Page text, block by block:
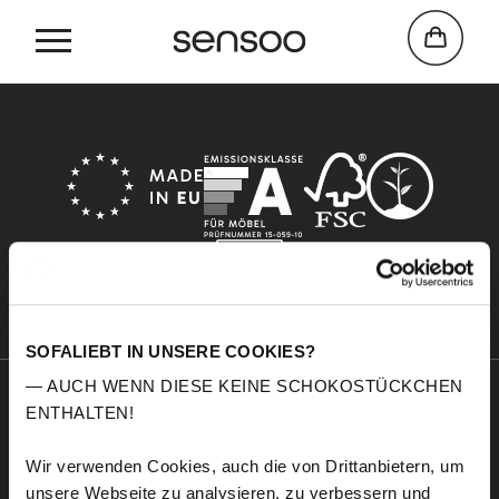
SOFALIEBT IN UNSERE COOKIES?
— AUCH WENN DIESE KEINE SCHOKOSTÜCKCHEN
ENTHALTEN!
Wir verwenden Cookies, auch die von Drittanbietern, um
unsere Webseite zu analysieren, zu verbessern und
Home
Sensoo
A propos de nous
Service
Échantillons de tissus